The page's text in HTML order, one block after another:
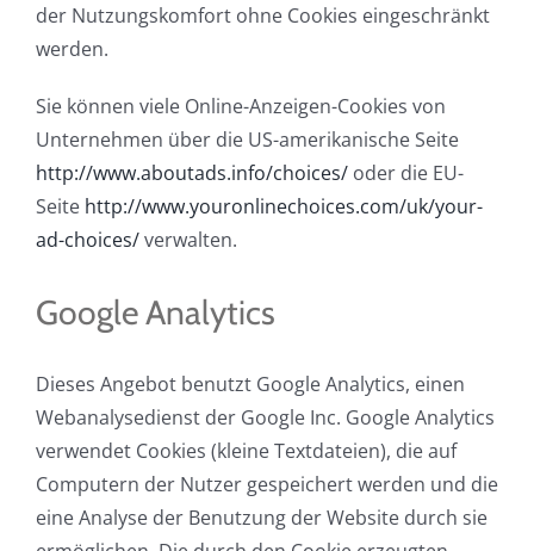
der Nutzungskomfort ohne Cookies eingeschränkt
werden.
Sie können viele Online-Anzeigen-Cookies von
Unternehmen über die US-amerikanische Seite
http://www.aboutads.info/choices/oder die EU-
Seite http://www.youronlinechoices.com/uk/your-
ad-choices/verwalten.
Google Analytics
Dieses Angebot benutzt Google Analytics, einen
Webanalysedienst der Google Inc. Google Analytics
verwendet Cookies (kleine Textdateien), die auf
Computern der Nutzer gespeichert werden und die
eine Analyse der Benutzung der Website durch sie